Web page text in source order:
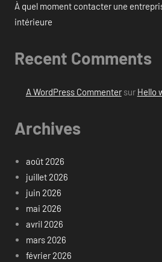
À quel moment contacter une
intérieure
Recent Comments
A WordPress Commentersur Hello
Archives
août 2026
juillet 2026
juin 2026
mai 2026
avril 2026
mars 2026
février 2026